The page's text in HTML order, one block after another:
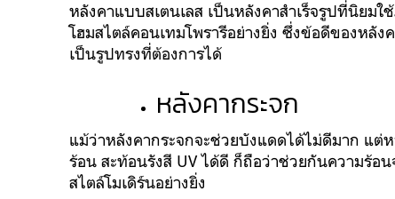
หลังคาแบบสเตนเลส เป็นหลังคาสำเร็จรูปที่นิยม
โฮมสไตล์คอนเทมโพรารีอย่างยิ่ง ซึ่งข้อดีของหลั
เป็นรูปทรงที่ต้องการได้
หลังคากระจก
แม้ว่าหลังคากระจกจะช่วยบังแดดได้ไม่ดีมาก แ
ร้อน สะท้อนรังสี UV ได้ดี ก็ถือว่าช่วยกันความร้อ
สไตล์โมเดิร์นอย่างยิ่ง